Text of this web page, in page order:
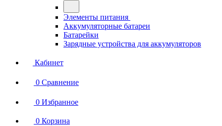
Элементы питания
Аккумуляторные батареи
Батарейки
Зарядные устройства для аккумуляторов
Кабинет
0 Сравнение
0 Избранное
0 Корзина